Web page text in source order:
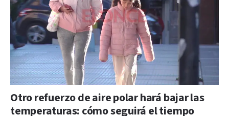
Otro refuerzo de aire polar hará bajar las
temperaturas: cómo seguirá el tiempo